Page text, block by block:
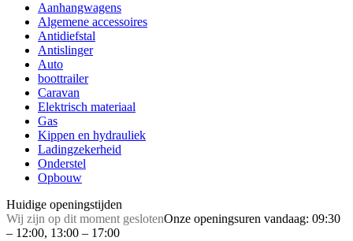
Aanhangwagens
Algemene accessoires
Antidiefstal
Antislinger
Auto
boottrailer
Caravan
Elektrisch materiaal
Gas
Kippen en hydrauliek
Ladingzekerheid
Onderstel
Opbouw
Huidige openingstijden
Wij zijn op dit moment geslotenOnze openingsuren vandaag: 09:30
– 12:00, 13:00 – 17:00